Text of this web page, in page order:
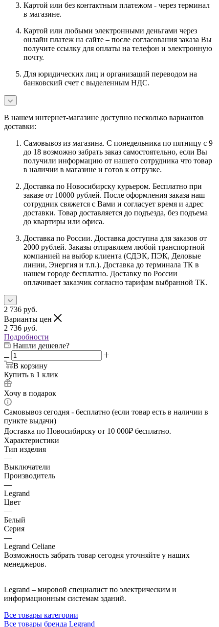
Картой или без контактным платежом - через терминал
в магазине.
Картой или любыми электронными деньгами через
онлайн платеж на сайте – после согласования заказа Вы
получите ссылку для оплаты на телефон и электронную
почту.
Для юридических лиц и организаций переводом на
банковский счет с выделенным НДС.
В нашем интернет-магазине доступно несколько вариантов
доставки:
Самовывоз из магазина. С понедельника по пятницу с 9
до 18 возможно забрать заказ самостоятельно, если Вы
получили информацию от нашего сотрудника что товар
в наличии в магазине и готов к отгрузке.
Доставка по Новосибирску курьером. Бесплатно при
заказе от 10000 рублей. После оформления заказа наш
сотрудник свяжется с Вами и согласует время и адрес
доставки. Товар доставляется до подъезда, без подъема
до квартиры или офиса.
Доставка по России. Доставка доступна для заказов от
2000 рублей. Заказы отправляем любой транспортной
компанией на выбор клиента (СДЭК, ПЭК, Деловые
линии, Энергия и т.п.). Доставка до терминала ТК в
нашем городе бесплатно. Доставку по России
оплачивает заказчик согласно тарифам выбранной ТК.
2 736 руб.
Варианты цен
2 736 руб.
Подробности
Нашли дешевле?
В корзину
Купить в 1 клик
Хочу в подарок
Самовывоз сегодня - бесплатно (если товар есть в наличии в
пункте выдачи)
Доставка по Новосибирску от 10 000₽ бесплатно.
Характеристики
Тип изделия
—
Выключатели
Производитель
—
Legrand
Цвет
—
Белый
Серия
—
Legrand Celiane
Возможность забрать товар сегодня уточняйте у наших
менеджеров.
Legrand – мировой специалист по электрическим и
информационным системам зданий.
Все товары категории
Все товары бренда Legrand